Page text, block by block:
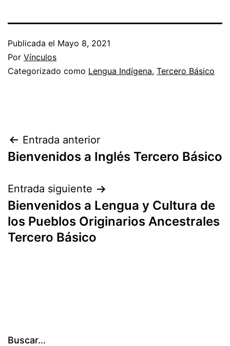
Publicada el Mayo 8, 2021
Por Vínculos
Categorizado como Lengua Indígena, Tercero Básico
Navegación
de
entradas
Entrada anterior
Bienvenidos a Inglés Tercero Básico
Entrada siguiente
Bienvenidos a Lengua y Cultura de
los Pueblos Originarios Ancestrales
Tercero Básico
Buscar...